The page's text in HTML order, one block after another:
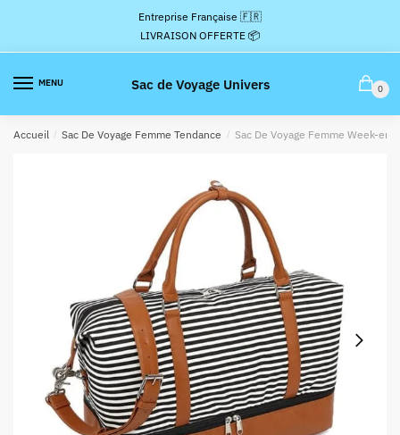
la
navigation
contenu
Entreprise Française 🇫🇷
LIVRAISON OFFERTE 📦
MENU Sac de Voyage Univers 0
Accueil / Sac De Voyage Femme Tendance / Sac De Voyage Femme Week-